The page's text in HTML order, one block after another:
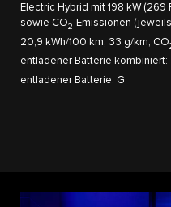
Electric Hybrid mit 198 kW (269
sowie CO2-Emissionen
20,9 kWh/100 km; 33 g/km; CO
entladener Batterie kombiniert:
entladener Batterie: G